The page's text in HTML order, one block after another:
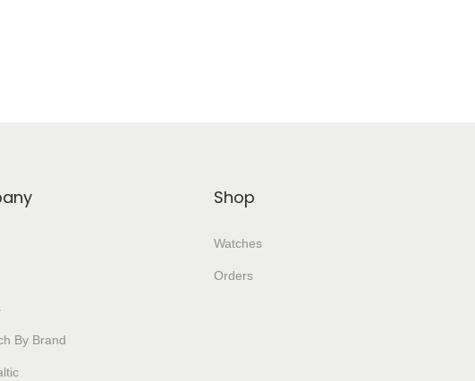
By Brand
Shop
Watches
Orders